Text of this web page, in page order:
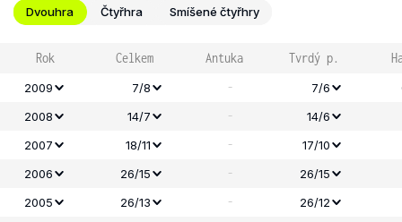
Dvouhra Čtyřhra Smíšené čtyřhry
Rok Celkem Antuka Tvrdý p.
2009 7/8 - 7/6
2008
14/7 -
14/6
2007
18/11 -
17/10
2006
26/15 -
26/15
2005
26/13 -
26/12